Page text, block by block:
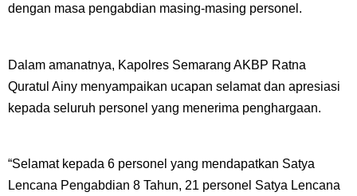
dengan masa pengabdian masing-masing personel.
Dalam amanatnya, Kapolres Semarang AKBP Ratna
Quratul Ainy menyampaikan ucapan selamat dan apresiasi
kepada seluruh personel yang menerima penghargaan.
“Selamat kepada 6 personel yang mendapatkan Satya
Lencana Pengabdian 8 Tahun, 21 personel Satya Lencana